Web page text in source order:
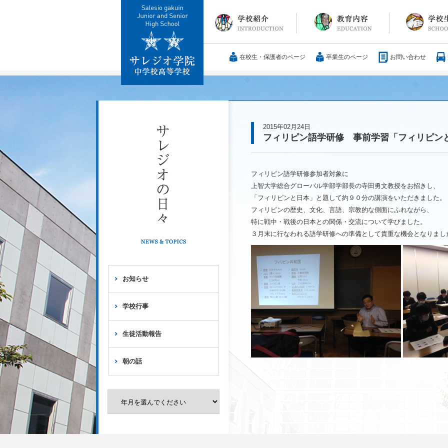
校長メッセージ
教育方針・沿革
施設紹介
交通アクセス 25歳の男づくり
カリキュラム
教科
国際交流
大学合格実績 行事・イベント
部活動
ボランティア
サレジアンエピ
サレジオの日々
在校生・保護者のページ 卒業生のページ お問い合わせ
お知らせ
学校行事
生徒活動報告
朝の話
2015年02月24日
フィリピン語学研修 事前学習「フィリピン
フィリピン語学研修参加者対象に
上智大学総合グローバル学部学部長の寺田勇文教授をお招きし、
「フィリピンと日本」と題して約９０分の講演をいただきました。
フィリピンの歴史、文化、言語、宗教的な側面にふれながら、
特に戦中・戦後の日本との関係・交流について学びました。
３月末に行なわれる語学研修への準備として貴重な機会となりまし